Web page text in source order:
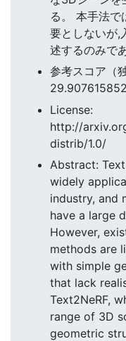
る。 本手法で
要としないが,
述するのみであ
参考スコア（
License:
http://
distrib/1.0/
Abstract:
widely
industry, and
have a large
However,
methods are
with simple
that lack
Text2NeRF,
range of 3D
geometric